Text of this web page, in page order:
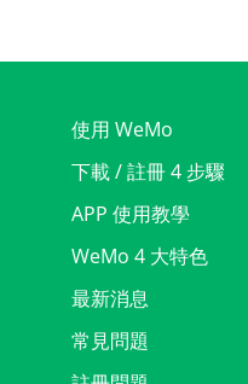
使用 WeMo
下載 / 註冊 4 步驟
APP 使用教學
WeMo 4 大特色
最新消息
常見問題